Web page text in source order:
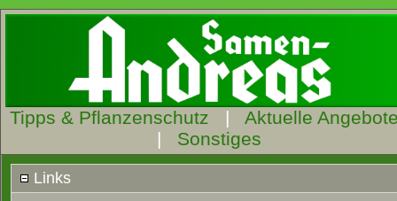
Tipps & Pflanzenschutz | Aktuelle
| Sonstiges
Links